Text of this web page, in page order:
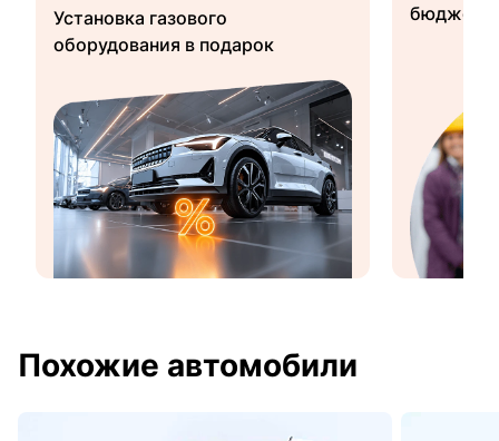
Установка газового
оборудования в подарок
Похожие автомобили